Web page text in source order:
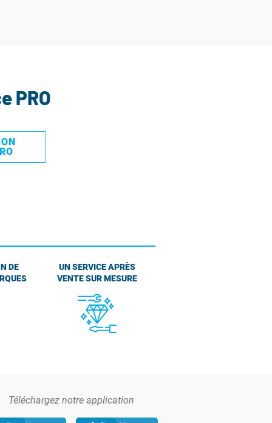
PRO
DE
UN SERVICE APRÈS
VENTE SUR MESURE
Téléchargez notre application